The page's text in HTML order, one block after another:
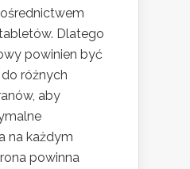
Dlatego
powinien być
różnych
aby
na każdym
powinna